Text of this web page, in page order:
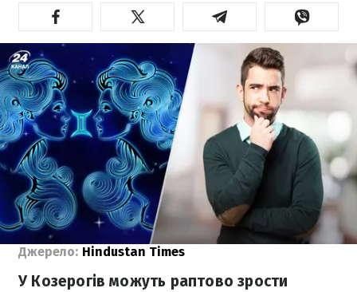
Джерело: Hindustan Times
У Козерогів можуть раптово зрости